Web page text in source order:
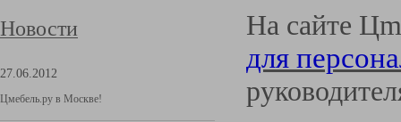
Новости
27.06.2012
Цмебель.ру в Москве!
На сайте
для